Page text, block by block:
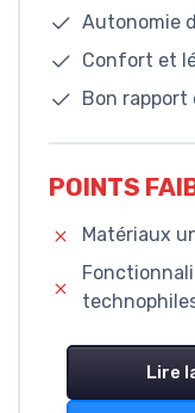
Autonomie
Confort et
Bon
POINTS
Matériaux
Lire